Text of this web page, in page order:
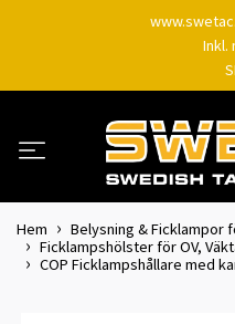
Inkl.
Hem
Belysning & Ficklampor
Ficklampshölster för OV,
COP Ficklampshållare med